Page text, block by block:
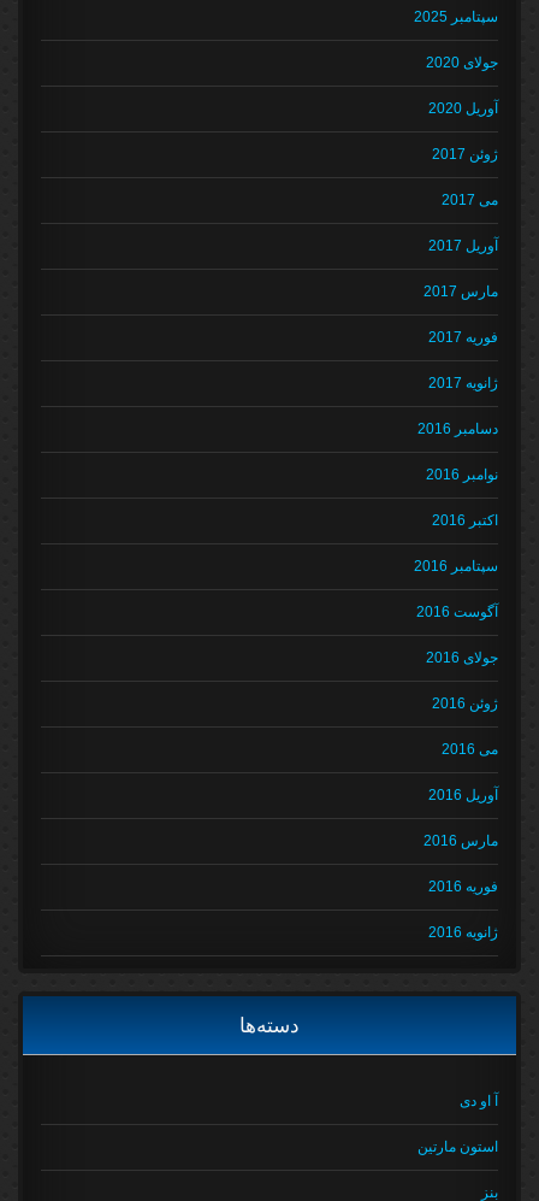
سپتامبر 2025
جولای 2020
آوریل 2020
ژوئن 2017
می 2017
آوریل 2017
مارس 2017
فوریه 2017
ژانویه 2017
دسامبر 2016
نوامبر 2016
اکتبر 2016
سپتامبر 2016
آگوست 2016
جولای 2016
ژوئن 2016
می 2016
آوریل 2016
مارس 2016
فوریه 2016
ژانویه 2016
دسته‌ها
آ او دی
استون مارتین